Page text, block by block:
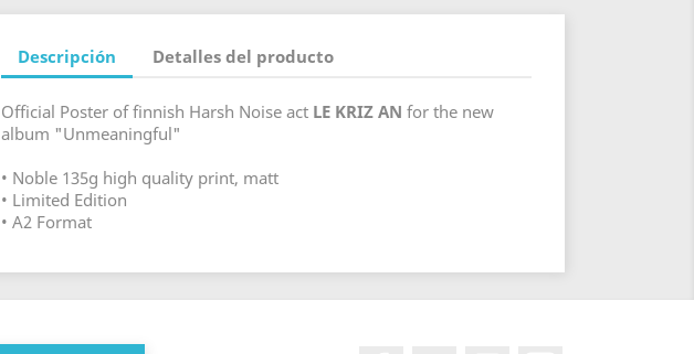
Descripción Detalles del producto
Official Poster of finnish Harsh Noise act LE KRIZ AN for the new
album "Unmeaningful"
• Noble 135g high quality print, matt
• Limited Edition
• A2 Format